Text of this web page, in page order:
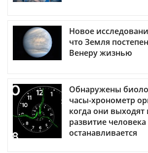
Новое
что Земля
Венеру жизнью
Обнаружены
часы-хронометр
когда они выходят
развитие человека
останавливается